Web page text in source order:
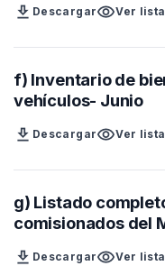
download DescargarvisibilityVer lista
f) Inventario de
vehículos- Junio
download DescargarvisibilityVer lista
g) Listado
comisionados del
download DescargarvisibilityVer lista